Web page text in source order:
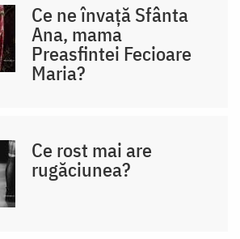
Ce ne învață Sfânta
Ana, mama
Preasfintei Fecioare
Maria?
Ce rost mai are
rugăciunea?